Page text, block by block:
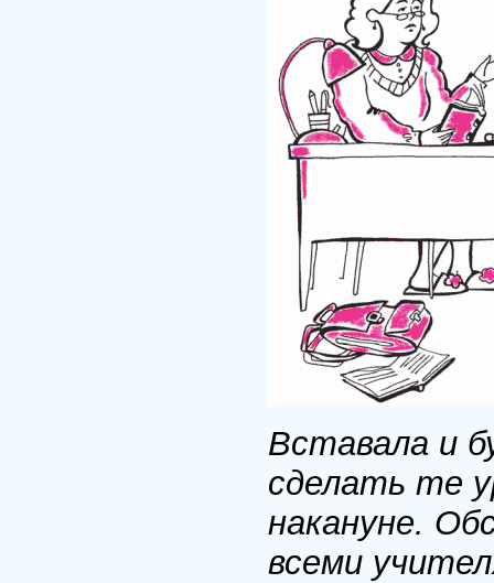
Вставала и
сделать те
накануне.
всеми